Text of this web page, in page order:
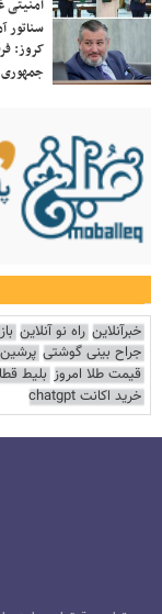
امنیتی
سناتور
کروز:
خبرآنلاین راه نو آنلاین
جراح بینی گوشتی
قیمت طلا امروز بلیط
خرید اکانت chatgpt